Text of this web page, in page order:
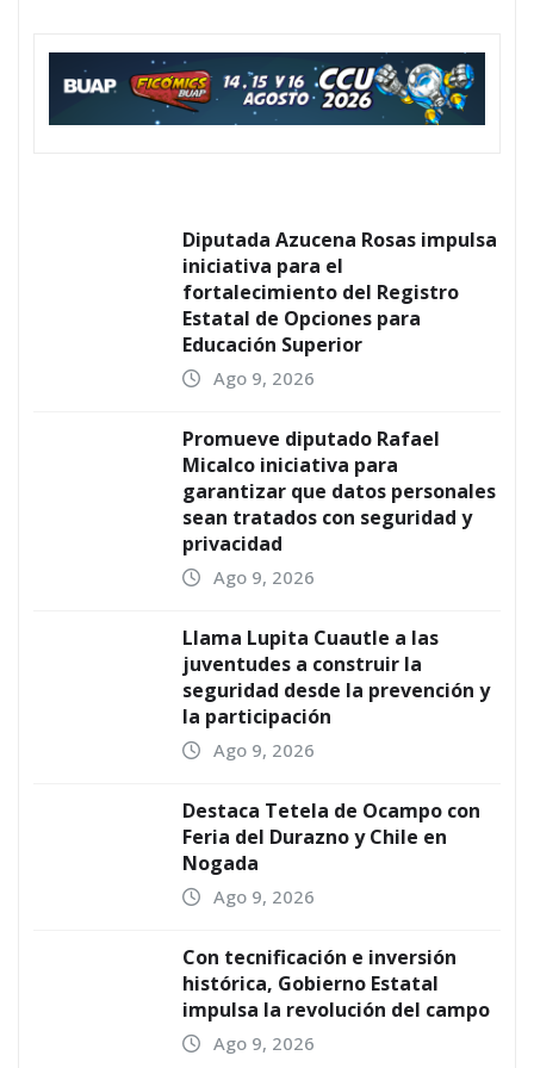
Diputada Azucena Rosas impulsa
iniciativa para el
fortalecimiento del Registro
Estatal de Opciones para
Educación Superior
Ago 9, 2026
Promueve diputado Rafael
Micalco iniciativa para
garantizar que datos personales
sean tratados con seguridad y
privacidad
Ago 9, 2026
Llama Lupita Cuautle a las
juventudes a construir la
seguridad desde la prevención y
la participación
Ago 9, 2026
Destaca Tetela de Ocampo con
Feria del Durazno y Chile en
Nogada
Ago 9, 2026
Con tecnificación e inversión
histórica, Gobierno Estatal
impulsa la revolución del campo
Ago 9, 2026